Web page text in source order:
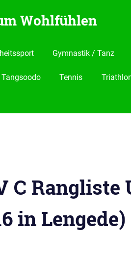
Wohlfühlen
Gymnastik / Tanz
Tangsoodo Tennis
Rangliste
in Lengede)